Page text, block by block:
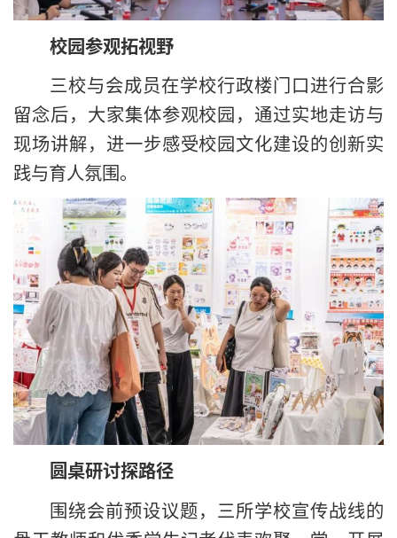
校园参观拓视野
三校与会成员在学校行政楼门口进行合影
留念后，大家集体参观校园，通过实地走访与
现场讲解，进一步感受校园文化建设的创新实
践与育人氛围。
圆桌研讨探路径
围绕会前预设议题，三所学校宣传战线的